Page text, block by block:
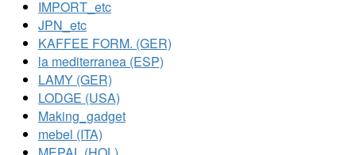
IMPORT_etc
JPN_etc
KAFFEE FORM. (GER)
la mediterranea (ESP)
LAMY (GER)
LODGE (USA)
Making_gadget
mebel (ITA)